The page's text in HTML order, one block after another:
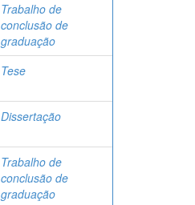
Trabalho de
conclusão de
graduação
Tese
Dissertação
Trabalho de
conclusão de
graduação